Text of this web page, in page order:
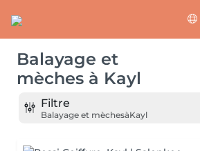
Balayage et
mèches à Kayl
Filtre
Balayage et mèchesàKayl